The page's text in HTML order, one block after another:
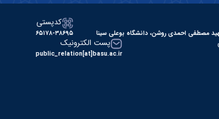
مصطفی احمدی روشن، دانشگاه بوعلی سینا
کدپستی
۶۵۱۷۸-۳۸۶۹۵
پست الکترونیک
public_relation[at]basu.ac.ir